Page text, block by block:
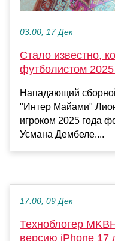
03:00, 17 Дек
Стало известно,
футболистом
Нападающий
"Интер Майами"
игроком 2025 года
Усмана Дембеле....
17:00, 09 Дек
Техноблогер
версию iPhone